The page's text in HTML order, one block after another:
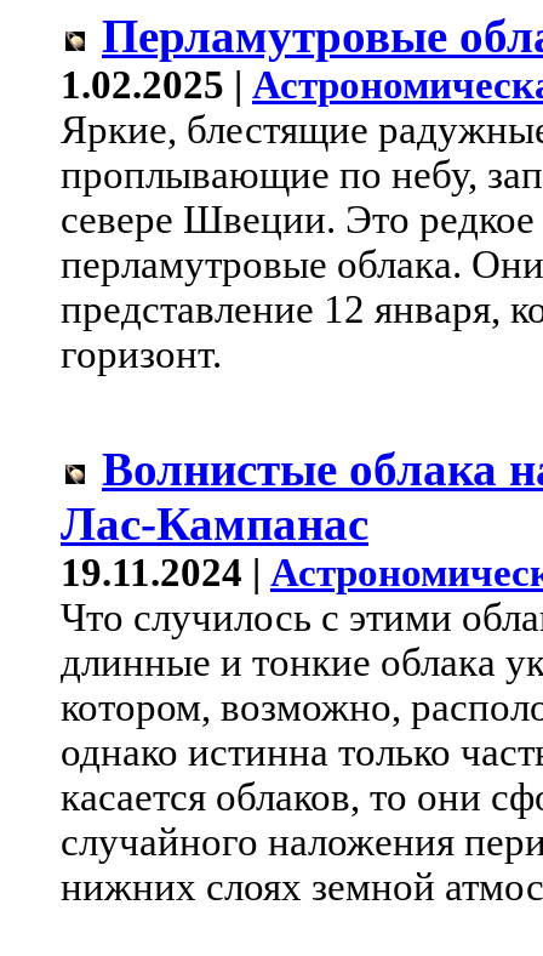
Перламутровые
1.02.2025 |
Яркие, блестящие
проплывающие по небу,
севере Швеции. Это редкое
перламутровые облака.
представление 12 января,
горизонт.
Волнистые облака
Лас-Кампанас
19.11.2024 |
Что случилось с этими
длинные и тонкие облака
котором, возможно,
однако истинна только
касается облаков, то они
случайного наложения
нижних слоях земной